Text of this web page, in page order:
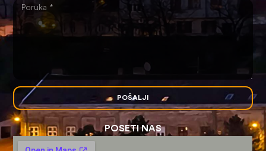
POŠALJI
POSETI NAS